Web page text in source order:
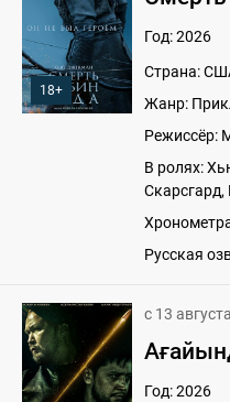
18+
Год: 2026
Страна:
Жанр:
Режиссёр:
В ролях:
Русская
с 13
Год: 2026